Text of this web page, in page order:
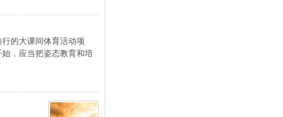
的大课间体育活动项
，应当把姿态教育和培